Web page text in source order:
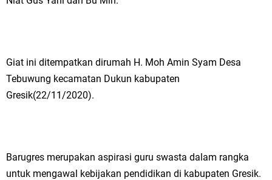
Wakil Ketua DPRD Gresik Mujid Riduan Sampaikan Doa dan Harapan di
Tahun Baru Islam 1448 H
PDUF MUI Jatim Gelar Doa Awal Tahun Hijriah, Teguhkan Optimisme
Giat ini ditempatkan dirumah H. Moh Amin Syam Desa
Tebuwung kecamatan Dukun kabupaten
Gresik(22/11/2020).
Barugres merupakan aspirasi guru swasta dalam rangka
untuk mengawal kebijakan pendidikan di kabupaten Gresik.